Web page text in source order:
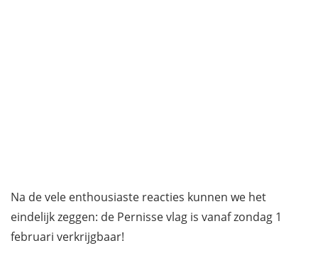
Na de vele enthousiaste reacties kunnen we het
eindelijk zeggen: de Pernisse vlag is vanaf zondag 1
februari verkrijgbaar!